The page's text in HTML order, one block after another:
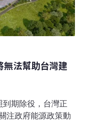
核廢料，盼行政院
，也歡迎立法院各
。
無法幫助台灣建
期除役，台灣正
注政府能源政策動